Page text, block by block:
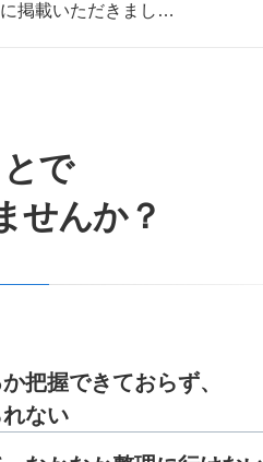
で
せんか？
把握できておらず、
ない